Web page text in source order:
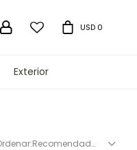
Exterior
 USD 0
Recomendados